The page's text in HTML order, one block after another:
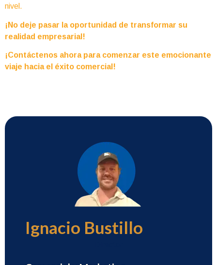
nivel.
¡No deje pasar la oportunidad de transformar su
realidad empresarial!
¡Contáctenos ahora para comenzar este emocionante
viaje hacia el éxito comercial!
Ignacio Bustillo